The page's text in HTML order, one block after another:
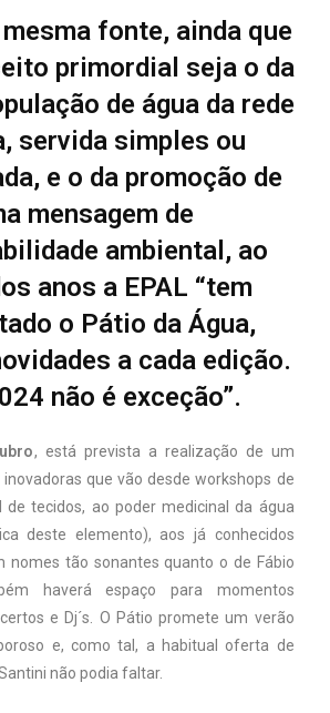
fonte, ainda que
primordial seja o da
de água da rede
servida simples ou
e o da promoção de
mensagem de
ambiental, ao
anos a EPAL “tem
o Pátio da Água,
a cada edição.
não é exceção”.
, está prevista a realização de um
que vão desde workshops de
tecidos, ao poder medicinal da água
deste elemento), aos já conhecidos
nomes tão sonantes quanto o de Fábio
haverá espaço para momentos
e Dj´s. O Pátio promete um verão
e, como tal, a habitual oferta de
não podia faltar.